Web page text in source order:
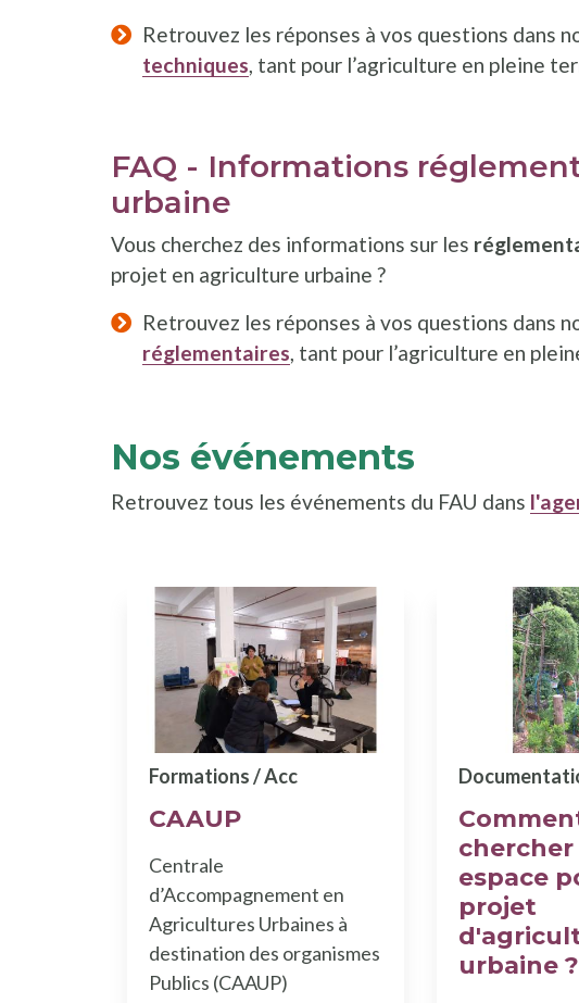
Retrouvez les réponses à vos questions dans
techniques, tant pour l’agriculture en pleine
FAQ - Informations
urbaine
Vous cherchez des informations sur les
projet en agriculture urbaine ?
Retrouvez les réponses à vos questions dans
réglementaires, tant pour l’agriculture en
Nos événements
Retrouvez tous les événements du FAU dans
CAAUP
Formations / Acc
Centrale
d’Accompagnement en
Agricultures Urbaines à
destination des organismes
Publics (CAAUP)
chercher
espace
projet
urbaine ?